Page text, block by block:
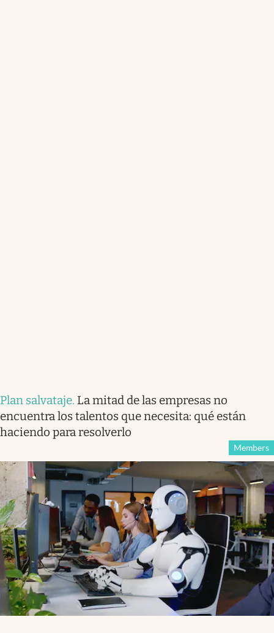
Plan salvataje. La mitad de las empresas no
encuentra los talentos que necesita: qué están
haciendo para resolverlo
Members